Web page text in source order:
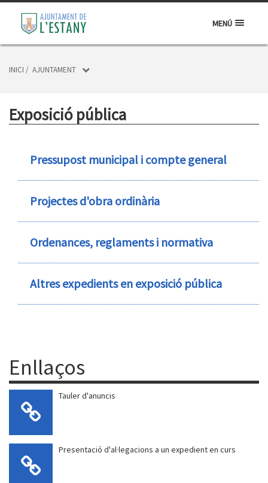
MENÚ
INICI / AJUNTAMENT
Exposició pública
Pressupost municipal i compte general
Projectes d'obra ordinària
Ordenances, reglaments i normativa
Altres expedients en exposició pública
Enllaços
Tauler d'anuncis
Presentació d'al·legacions a un expedient en curs